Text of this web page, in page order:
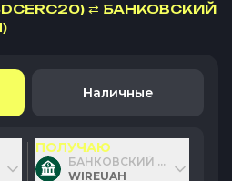
⇄ БАНКОВСКИЙ
Наличные
ПОЛУЧАЮ
БАНКОВСКИЙ СЧЕТ UAH
WIREUAH